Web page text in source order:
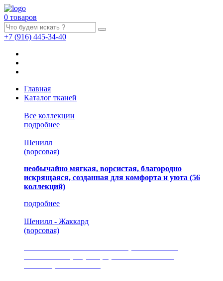
0 товаров
+7 (916) 445-34-40
Главная
Каталог тканей
Все коллекции
подробнее
Шенилл
(ворсовая)
необычайно мягкая, ворсистая, благородно
искрящаяся, созданная для комфорта и уюта (56
коллекций)
подробнее
Шенилл - Жаккард
(ворсовая)